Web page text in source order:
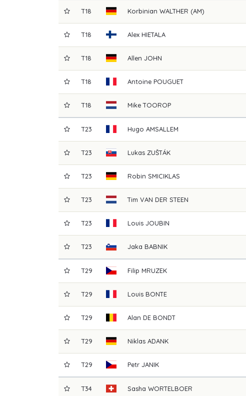
T18 Korbinian WALTHER (AM)
T18 Alex HIETALA
T18 Allen JOHN
T18 Antoine POUGUET
T18 Mike TOOROP
T23 Hugo AMSALLEM
T23 Lukas ZUŠTÁK
T23 Robin SMICIKLAS
T23 Tim VAN DER STEEN
T23 Louis JOUBIN
T23 Jaka BABNIK
T29 Filip MRUZEK
T29 Louis BONTE
T29 Alan DE BONDT
T29 Niklas ADANK
T29 Petr JANIK
T34 Sasha WORTELBOER